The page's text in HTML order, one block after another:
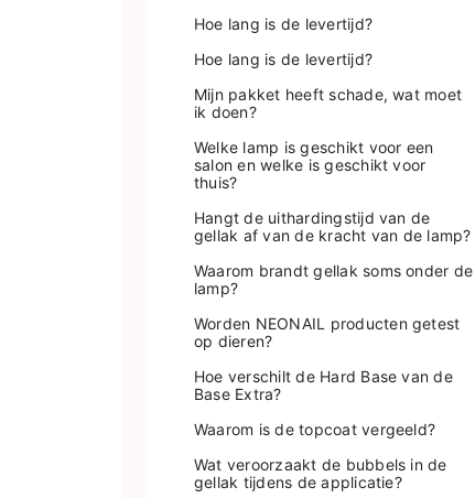
Hoe lang is de levertijd?
Hoe lang is de levertijd?
Mijn pakket heeft schade, wat moet
ik doen?
Welke lamp is geschikt voor een
salon en welke is geschikt voor
thuis?
Hangt de uithardingstijd van de
gellak af van de kracht van de lamp?
Waarom brandt gellak soms onder de
lamp?
Worden NEONAIL producten getest
op dieren?
Hoe verschilt de Hard Base van de
Base Extra?
Waarom is de topcoat vergeeld?
Wat veroorzaakt de bubbels in de
gellak tijdens de applicatie?